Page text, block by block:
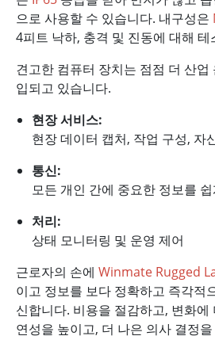
으로 사용할 수 있습니다. 내구성은
4피트 낙하, 충격 및 진동에 대해
견고한 컴퓨터 장치는 점점 더 산업
입되고 있습니다.
현장 서비스:
현장 데이터 캡처, 작업 구성, 자
통신:
모든 개인 간에 중요한 정보를
처리:
상태 모니터링 및 운영 제어
근로자의 손에 Winmate Rugged
이고 정보를 보다 정확하고 즉각적
신합니다. 비용을 절감하고, 변화에
연성을 높이고, 더 나은 의사 결정